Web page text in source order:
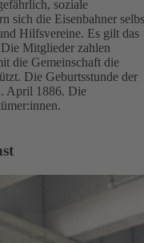
soziale
sich die Eisenbahner
Hilfsvereine. Es gilt das
Die Mitglieder zahlen
die Gemeinschaft die
Die Geburtsstunde der
April 1886. Die